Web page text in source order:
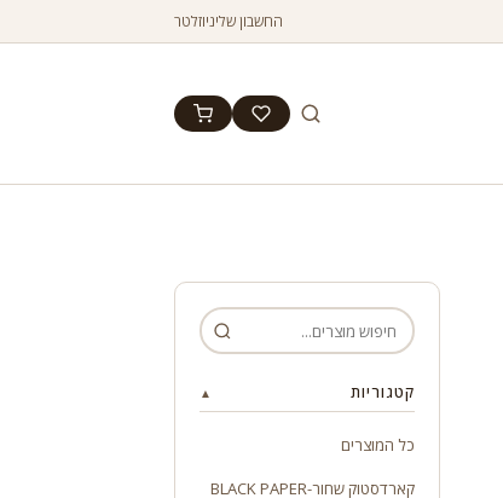
החשבון שליניוזלטר
קטגוריות ▲
כל המוצרים
קארדסטוק שחור-BLACK PAPER